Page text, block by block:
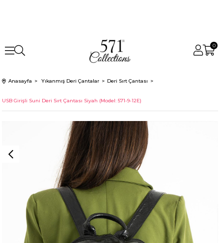
0
Anasayfa Yıkanmış Deri Çantalar Deri Sırt Çantası
USB Girişli Suni Deri Sırt Çantası Siyah (Model: 571-9-12E)